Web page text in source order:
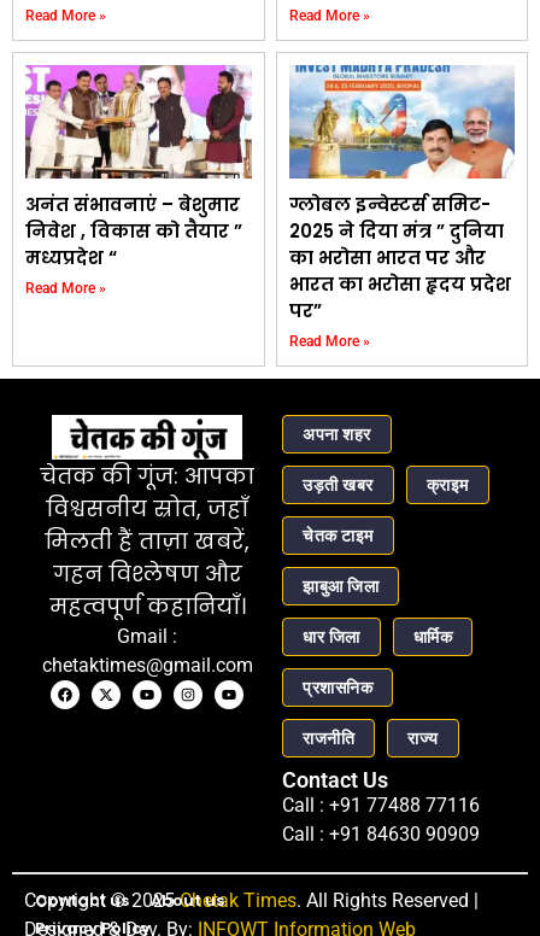
Read More » Read More »
अनंत संभावनाएं – बेशुमार
निवेश , विकास को तैयार ”
मध्यप्रदेश “
Read More »
ग्लोबल इन्वेस्टर्स समिट-
2025 ने दिया मंत्र ” दुनिया
का भरोसा भारत पर और
भारत का भरोसा हृदय प्रदेश
पर”
Read More »
चेतक की गूंज: आपका
विश्वसनीय स्रोत, जहाँ
मिलती हैं ताज़ा खबरें,
गहन विश्लेषण और
महत्वपूर्ण कहानियाँ।
Gmail :
chetaktimes@gmail.com
अपना शहर
उड़ती खबर क्राइम
चेतक टाइम
झाबुआ जिला
धार जिला धार्मिक
प्रशासनिक
राजनीति राज्य
Contact Us
Call : +91 77488 77116
Call : +91 84630 90909
Contact us
About us
Privacy Policy
Copyright © 2025Chetak Times. All Rights Reserved |
Designed & Dev. By: INFOWT Information Web